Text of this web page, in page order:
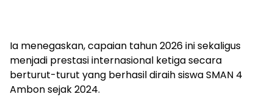
Ia menegaskan, capaian tahun 2026 ini sekaligus
menjadi prestasi internasional ketiga secara
berturut-turut yang berhasil diraih siswa SMAN 4
Ambon sejak 2024.